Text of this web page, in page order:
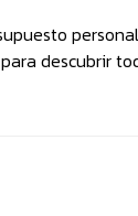
descubrir